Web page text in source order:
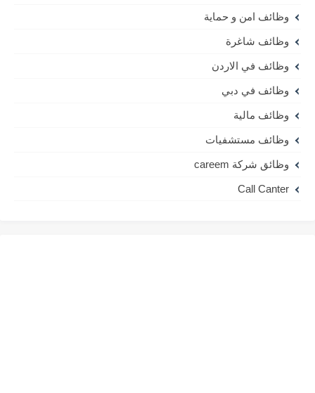
وظائف امن و حماية
وظائف شاغرة
وظائف في الاردن
وظائف في دبي
وظائف مالية
وظائف مستشفيات
وظائق شركة careem
Call Canter